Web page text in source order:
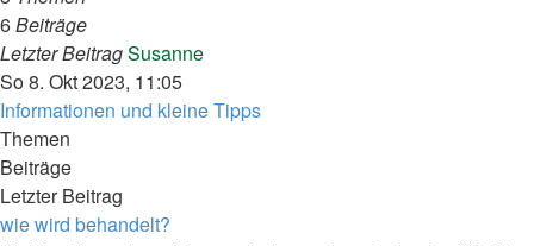
6Beiträge
Letzter BeitragSusanneNeuester
So 8. Okt 2023, 11:05
Informationen und kleine Tipps
Themen
Beiträge
Letzter Beitrag
wie wird behandelt?